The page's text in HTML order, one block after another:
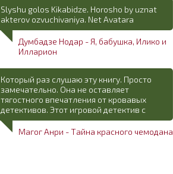
Slyshu golos Kikabidze. Horosho by uznat
akterov ozvuchivaniya. Net Avatara
Думбадзе Нодар - Я, бабушка, Илико и
Илларион
Который раз слушаю эту книгу. Просто
замечательно. Она не оставляет
тягостного впечатления от кровавых
детективов. Этот игровой детектив с
Магог Анри - Тайна красного чемодана